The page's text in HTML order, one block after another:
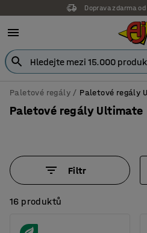
Doprava zdarma od
Záruka
Paletové regály Paletové regály
Paletové regály Ultimate
Filtr
16 produktů